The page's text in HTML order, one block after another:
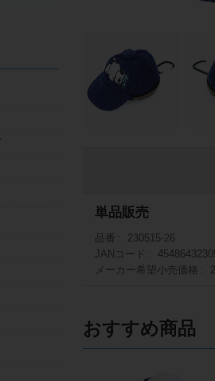
単品販売
品番
230515-26
JANコード
メーカー希望小売価格
おすすめ商品